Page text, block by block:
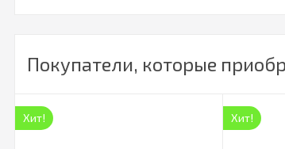
Покупатели, которые
Хит! Хит!